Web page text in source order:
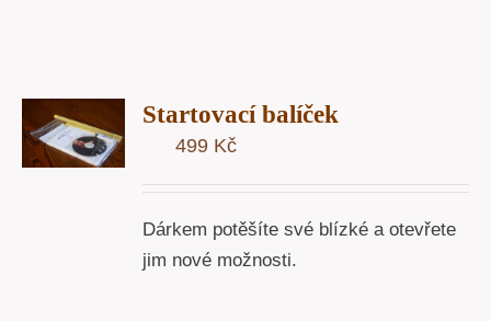
Startovací balíček
499 Kč
Dárkem potěšíte své blízké a otevřete
jim nové možnosti.